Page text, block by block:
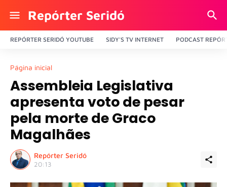
Repórter Seridó
REPÓRTER SERIDÓ YOUTUBE SIDY'S TV INTERNET PODCAST
Página inicial
Assembleia Legislativa
apresenta voto de pesar
pela morte de Graco
Magalhães
Repórter Seridó
20:13